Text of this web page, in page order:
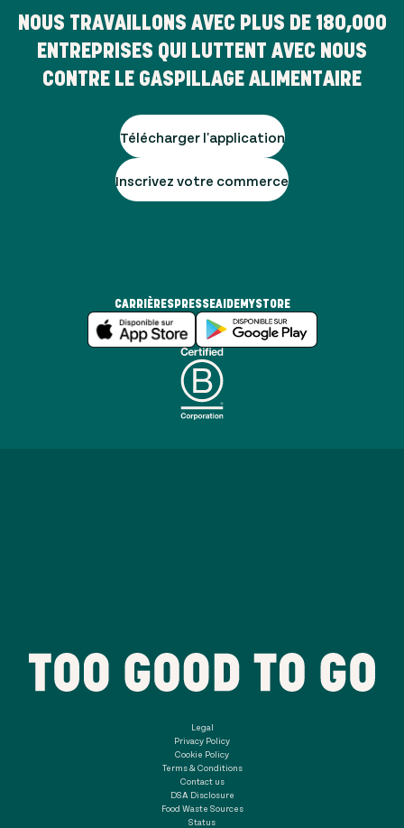
NOUS TRAVAILLONS AVEC PLUS DE 180,000
ENTREPRISES QUI LUTTENT AVEC NOUS
CONTRE LE GASPILLAGE ALIMENTAIRE
Télécharger l'application
Inscrivez votre commerce
CARRIÈRESPRESSEAIDEMYSTORE
Legal
Privacy Policy
Cookie Policy
Terms & Conditions
Contact us
DSA Disclosure
Food Waste Sources
Status